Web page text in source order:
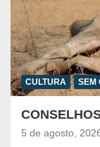
CULTURA SEM
5 de agosto,